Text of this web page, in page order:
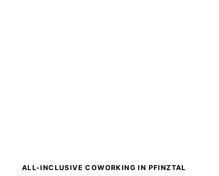
ALL-INCLUSIVE COWORKING IN PFINZTAL